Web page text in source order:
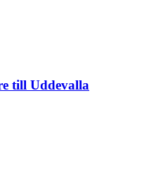
till Uddevalla